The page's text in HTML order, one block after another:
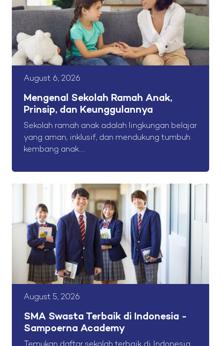
August 6, 2026
Mengenal Sekolah Ramah Anak,
Prinsip, dan Keunggulannya
Sekolah ramah anak adalah lingkungan belajar
yang aman, inklusif, dan mendukung tumbuh
kembang anak....
August 5, 2026
SMA Swasta Terbaik di Indonesia -
Sampoerna Academy